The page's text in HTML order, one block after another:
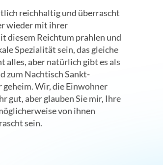
reichhaltig und überrascht
wieder mit ihrer
diesem Reichtum prahlen und
Spezialität sein, das gleiche
alles, aber natürlich gibt es als
zum Nachtisch Sankt-
Wir, die Einwohner
gut, aber glauben Sie mir, Ihre
von ihnen
sein.